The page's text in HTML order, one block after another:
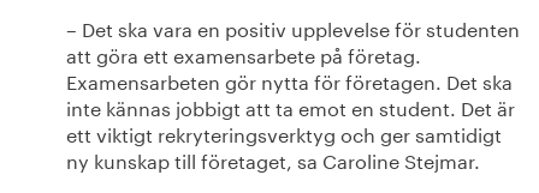
– Det ska vara en positiv upplevelse för studenten
att göra ett examensarbete på företag.
Examensarbeten gör nytta för företagen. Det ska
inte kännas jobbigt att ta emot en student. Det är
ett viktigt rekryteringsverktyg och ger samtidigt
ny kunskap till företaget, sa Caroline Stejmar.